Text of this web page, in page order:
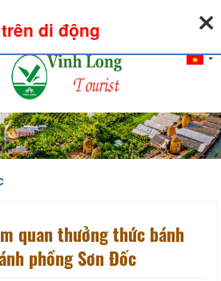
Đăng nhập
quan thưởng thức bánh
phồng Sơn Đốc
di động